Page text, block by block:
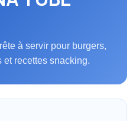
à servir pour burgers,
recettes snacking.